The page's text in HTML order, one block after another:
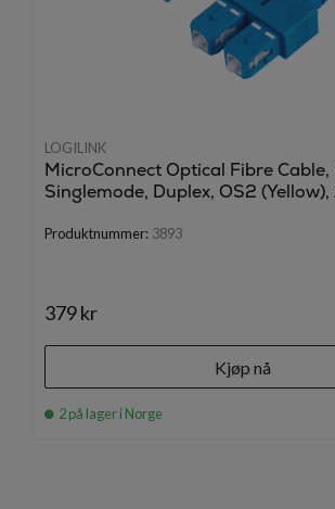
LOGILINK
MicroConnect Optical Fibre Cable,
Singlemode, Duplex, OS2 (Yellow),
Produktnummer: 3893
379 kr
Kjøp nå
2 på lager i Norge